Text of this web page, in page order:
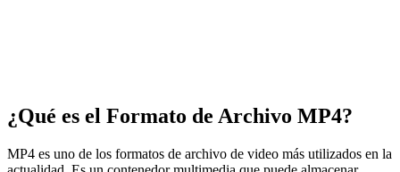
¿Qué es el Formato de Archivo MP4?
MP4 es uno de los formatos de archivo de video más utilizados en la